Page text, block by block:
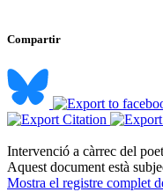
Compartir
Intervenció a càrrec del
Aquest document està
Mostra el registre complet